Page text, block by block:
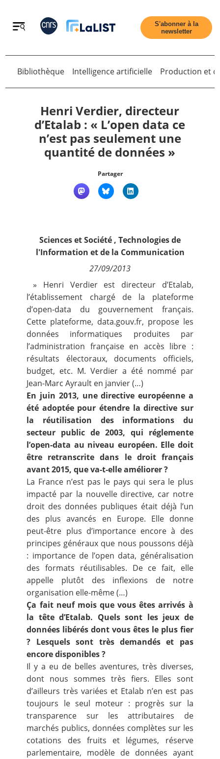
Retour
Qui sommes nous ?
Nous suivre
S'abonner à la
newsletter
Retour
Bibliothèque Intelligence artificielle Production et
Henri Verdier, directeur
d’Etalab : « L’open data ce
n’est pas seulement une
quantité de données »
Partager
Sciences et Société , Technologies de
l'Information et de la Communication
27/09/2013
» Henri Verdier est directeur d’Etalab,
l’établissement chargé de la plateforme
d’open-data du gouvernement français.
Cette plateforme, data.gouv.fr, propose les
données informatiques produites par
l’administration française en accès libre :
résultats électoraux, documents officiels,
budget, etc. M. Verdier a été nommé par
Jean-Marc Ayrault en janvier (…)
En juin 2013, une directive européenne a
été adoptée pour étendre la directive sur
la réutilisation des informations du
secteur public de 2003, qui réglemente
l’open-data au niveau européen. Elle doit
être retranscrite dans le droit français
avant 2015, que va-t-elle améliorer ?
La France n’est pas le pays qui sera le plus
impacté par la nouvelle directive, car notre
droit des données publiques était déjà l’un
des plus avancés en Europe. Elle donne
peut-être plus d’importance encore à des
principes généraux que nous poussons déjà
: importance de l’open data, généralisation
des formats réutilisables. De ce fait, elle
appelle plutôt des inflexions de notre
organisation elle-même (…)
Ça fait neuf mois que vous êtes arrivés à
la tête d’Etalab. Quels sont les jeux de
données libérés dont vous êtes le plus fier
? Lesquels sont très demandés et pas
encore disponibles ?
Il y a eu de belles aventures, très diverses,
dont nous sommes très fiers. Elles sont
d’ailleurs très variées et Etalab n’en est pas
toujours le seul moteur : progrès sur la
transparence sur les attributaires de
marchés publics, données complètes sur les
cotations des fruits et légumes, réserve
parlementaire, modèle de données ayant